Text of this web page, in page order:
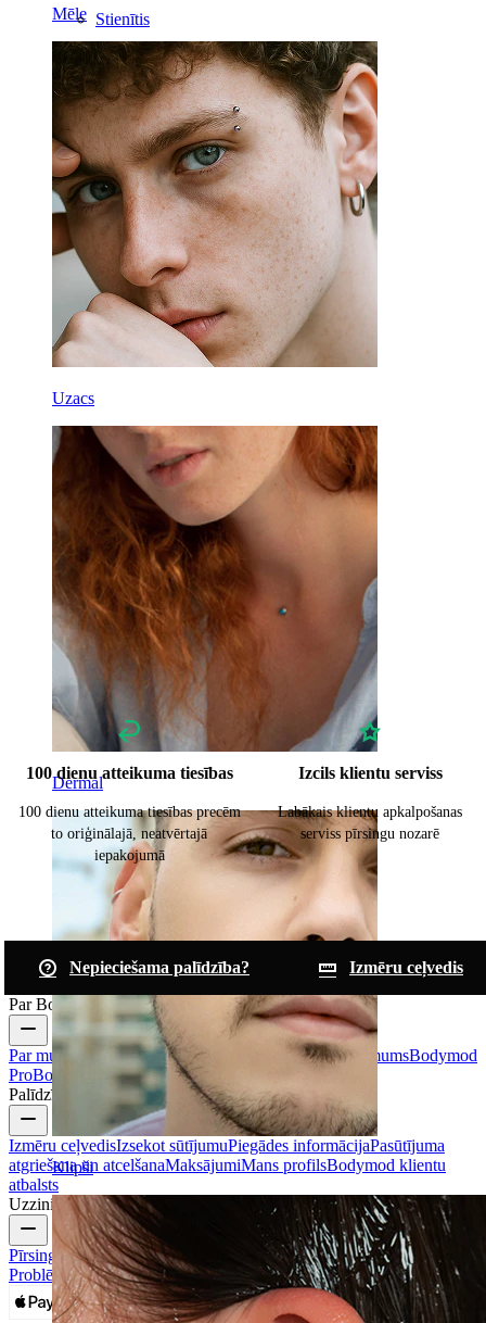
Mēle
Uzacs
Dermal
Klipši
Stienītis
Rook
Daith
Pakaviņš
Pīrsingu gredzens
Darbarīki
Izliekts stienītis
Auss ļipiņa
Titāns
100 dienu atteikuma tiesības
100 dienu atteikuma tiesības precēm
to oriģinālajā, neatvērtajā
iepakojumā
Izcils klientu serviss
Labākais klientu apkalpošanas
serviss pīrsingu nozarē
Nepieciešama palīdzība?
Izmēru ceļvedis
Par Bodymod
Par mums BlogsNoteikumi un nosacījumi Sazinies ar mumsBodymod
ProBodymod CreatorsAtsauksmes par Bodymod
Palīdzība un info
Izmēru ceļvedisIzsekot sūtījumuPiegādes informācijaPasūtījuma
atgriešana un atcelšanaMaksājumiMans profilsBodymod klientu
atbalsts
Uzzini vairāk
Pīrsingu Rotu VeidiPīrsingu Rotu MateriāliIzplatītākās Pīrsingu
Problēmas un Pēcaprūpe